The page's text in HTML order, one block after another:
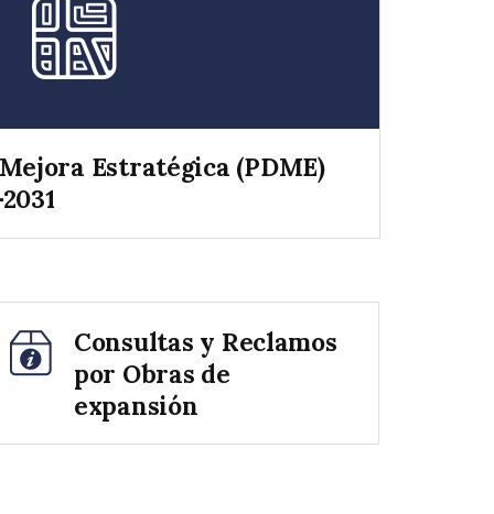
Estratégica (PDME)
Consultas y Reclamos
por Obras de
expansión